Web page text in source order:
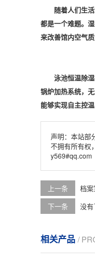
随着人们生
都是一个难题。
来改善馆内空气
泳池恒温除
锅炉加热系统，
能够实现自主控
声明：本站部
不拥有所有权
y569#qq.com
上一条 档
下一条
没有
相关产品 /